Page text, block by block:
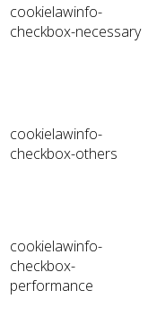
cookielawinfo-
checkbox-necessary
cookielawinfo-
checkbox-others
cookielawinfo-
checkbox-
performance